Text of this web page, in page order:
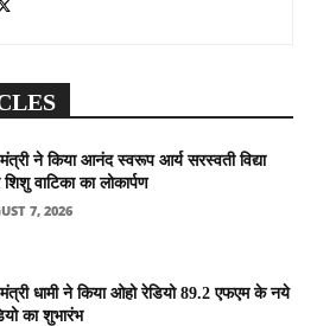
ने किया आनंद स्वरूप आर्य सरस्वती विद्या
शिशु वाटिका का लोकार्पण
7, 2026
धामी ने किया ओहो रेडियो 89.2 एफएम के नये
का शुभारंभ